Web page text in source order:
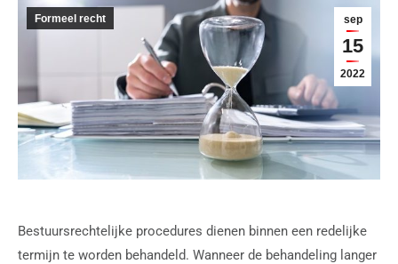
sep
15
2022
Formeel recht
Bestuursrechtelijke procedures dienen binnen een redelijke
termijn te worden behandeld. Wanneer de behandeling langer